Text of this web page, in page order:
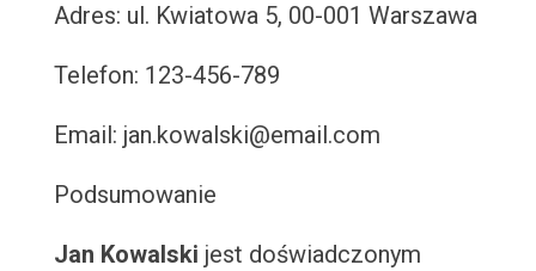
Adres: ul. Kwiatowa 5, 00-001 Warszawa
Telefon: 123-456-789
Email: jan.kowalski@email.com
Podsumowanie
Jan Kowalski jest doświadczonym